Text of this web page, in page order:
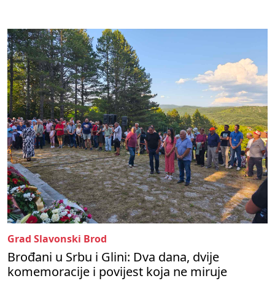
Grad Slavonski Brod
Brođani u Srbu i Glini: Dva dana, dvije
komemoracije i povijest koja ne miruje